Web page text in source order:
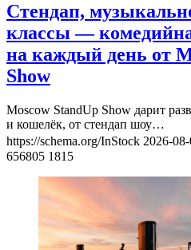
Стендап,
классы —
на каждый день от
Show
Moscow StandUp Show дарит
и кошелёк, от стендап шоу…
https://schema.org/InStock 2026-
656805 1815